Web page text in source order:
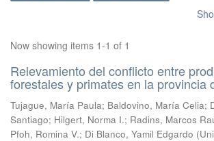
Now showing items 1-1 of 1
Relevamiento del conflicto entre
forestales y primates en la provincia
Tujague, María Paula; Baldovino, María Celia;
Santiago; Hilgert, Norma I.; Radins, Marcos
Pfoh, Romina V.; Di Blanco, Yamil Edgardo (